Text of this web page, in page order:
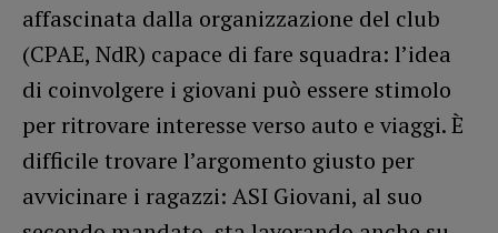
affascinata dalla organizzazione del club
(CPAE, NdR) capace di fare squadra: l’idea
di coinvolgere i giovani può essere stimolo
per ritrovare interesse verso auto e viaggi. È
difficile trovare l’argomento giusto per
avvicinare i ragazzi: ASI Giovani, al suo